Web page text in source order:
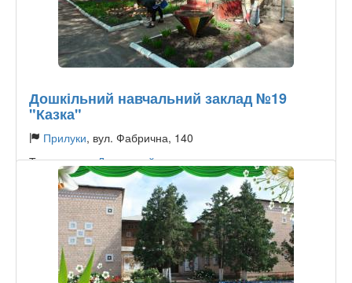
Дошкільний навчальний заклад №19
"Казка"
Прилуки, вул. Фабрична, 140
Тип садочку:Державний